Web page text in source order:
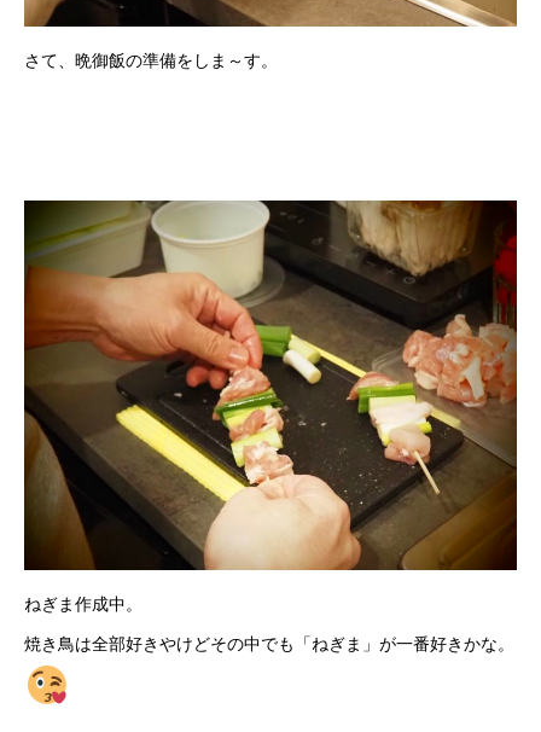
さて、晩御飯の準備をしま～す。
ねぎま作成中。
焼き鳥は全部好きやけどその中でも「ねぎま」が一番好きかな。